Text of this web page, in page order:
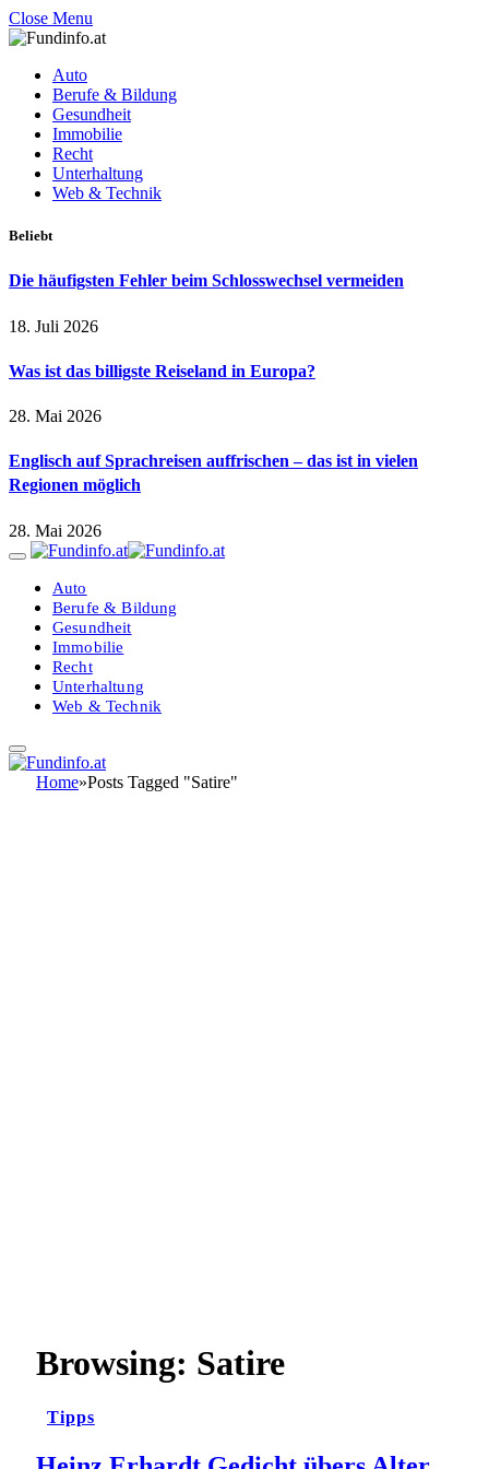
Close Menu
Auto
Berufe & Bildung
Gesundheit
Immobilie
Recht
Unterhaltung
Web & Technik
Beliebt
Die häufigsten Fehler beim Schlosswechsel vermeiden
18. Juli 2026
Was ist das billigste Reiseland in Europa?
28. Mai 2026
Englisch auf Sprachreisen auffrischen – das ist in vielen
Regionen möglich
28. Mai 2026
Auto
Berufe & Bildung
Gesundheit
Immobilie
Recht
Unterhaltung
Web & Technik
Home»Posts Tagged "Satire"
Browsing: Satire
Tipps